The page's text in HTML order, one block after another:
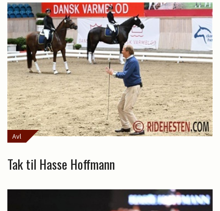
Avl
Tak til Hasse Hoffmann